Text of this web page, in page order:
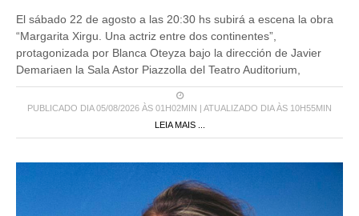
El sábado 22 de agosto a las 20:30 hs subirá a escena la obra
“Margarita Xirgu. Una actriz entre dos continentes”,
protagonizada por Blanca Oteyza bajo la dirección de Javier
Demariaen la Sala Astor Piazzolla del Teatro Auditorium,
PUBLICADO DIA 05/08/2026 ÀS 01H02MIN | ATUALIZADO DIA ÀS 10H55MIN
LEIA MAIS ...